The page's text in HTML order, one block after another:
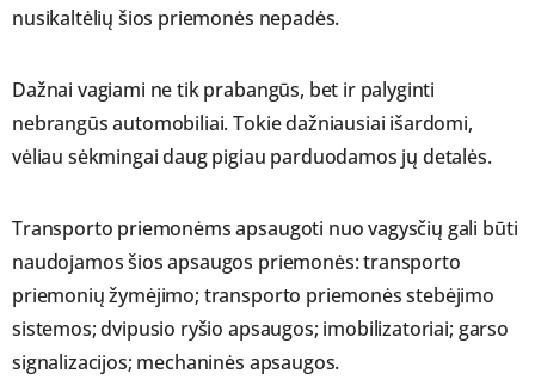
nusikaltėlių šios priemonės nepadės.
Dažnai vagiami ne tik prabangūs, bet ir palyginti
nebrangūs automobiliai. Tokie dažniausiai išardomi,
vėliau sėkmingai daug pigiau parduodamos jų detalės.
Transporto priemonėms apsaugoti nuo vagysčių gali būti
naudojamos šios apsaugos priemonės: transporto
priemonių žymėjimo; transporto priemonės stebėjimo
sistemos; dvipusio ryšio apsaugos; imobilizatoriai; garso
signalizacijos; mechaninės apsaugos.